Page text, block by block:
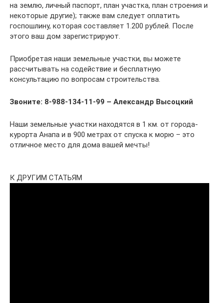
на землю, личный паспорт, план участка, план строения и
некоторые другие); также вам следует оплатить
госпошлину, которая составляет 1.200 рублей. После
этого ваш дом зарегистрируют.
Приобретая наши земельные участки, вы можете
рассчитывать на содействие и бесплатную
консультацию по вопросам строительства.
Звоните: 8-988-134-11-99 – Александр Высоцкий
Наши земельные участки находятся в 1 км. от города-
курорта Анапа и в 900 метрах от спуска к морю – это
отличное место для дома вашей мечты!
К ДРУГИМ СТАТЬЯМ